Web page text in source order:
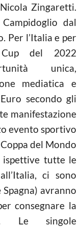
Zingaretti.
dal
Per l’Italia e per
del 2022
unica,
mediatica e
secondo gli
manifestazione
evento sportivo
del Mondo
ispettive tutte le
ci sono
avranno
consegnare la
Le singole